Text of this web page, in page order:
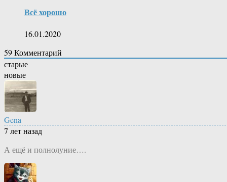
Всё хорошо
16.01.2020
59Комментарий
старые
новые
Gena
7 лет назад
А ещё и полнолуние….